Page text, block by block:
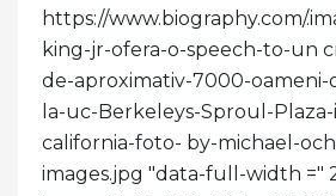
https://www.biography.com/
king-jr-ofera-o-speech-to-un
de-aproximativ-7000-oameni-
la-uc-Berkeleys-Sproul-
california-foto- by-michael-
images.jpg "data-full-width ="